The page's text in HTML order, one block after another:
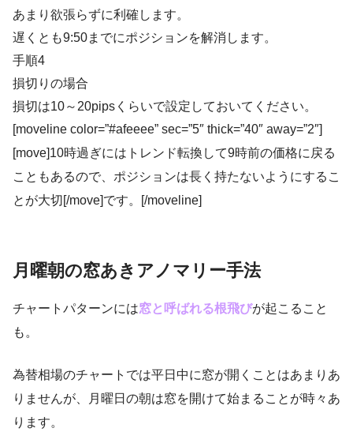
あまり欲張らずに利確します。
遅くとも9:50までにポジションを解消します。
手順4
損切りの場合
損切は10～20pipsくらいで設定しておいてください。
[moveline color=”#afeeee” sec=”5″ thick=”40″ away=”2″]
[move]10時過ぎにはトレンド転換して9時前の価格に戻る
こともあるので、ポジションは長く持たないようにするこ
とが大切[/move]です。[/moveline]
月曜朝の窓あきアノマリー手法
チャートパターンには窓と呼ばれる根飛びが起こること
も。
為替相場のチャートでは平日中に窓が開くことはあまりあ
りませんが、月曜日の朝は窓を開けて始まることが時々あ
ります。